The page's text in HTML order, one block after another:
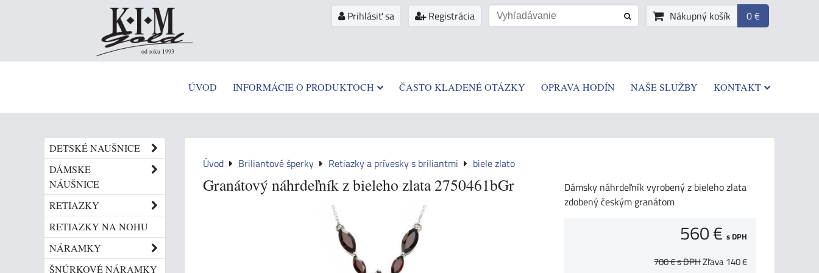
od roku 1993
Prihlásiť sa Registrácia Nákupný košík 0 €
ÚVOD INFORMÁCIE O PRODUKTOCH ČASTO KLADENÉ OTÁZKY OPRAVA HODÍN NAŠE SLUŽBY KONTAKT
Úvod Briliantové šperky Retiazky a prívesky s briliantmi biele zlato
Granátový náhrdeľník z bieleho zlata 2750461bGr
Dámsky náhrdeľník vyrobený z bieleho zlata
zdobený českým granátom
560 € s DPH
700 €s DPHZľava140 €
DETSKÉ NAUŠNICE
DÁMSKE
NÁUŠNICE
RETIAZKY
RETIAZKY NA NOHU
NÁRAMKY
ŠNÚRKOVÉ NÁRAMKY